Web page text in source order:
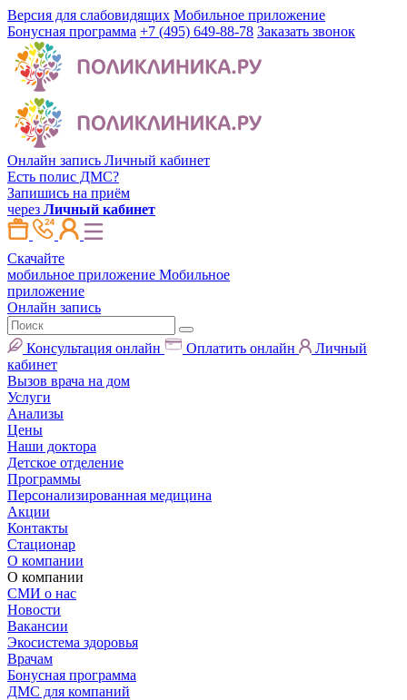
Версия для слабовидящих Мобильное приложение
Бонусная программа +7 (495) 649-88-78 Заказать звонок
Онлайн запись Личный кабинет
Есть полис ДМС?
Запишись на приём
через Личный кабинет
Скачайте
мобильное приложение Мобильное
приложение
Онлайн запись
Консультация онлайн Оплатить онлайн
Личный
кабинет
Вызов врача на дом
Услуги
Анализы
Цены
Наши доктора
Детское отделение
Программы
Персонализированная медицина
Акции
Контакты
Стационар
О компании
О компании
СМИ о нас
Новости
Вакансии
Экосистема здоровья
Врачам
Бонусная программа
ДМС для компаний